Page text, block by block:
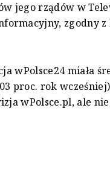
jego rządów w
zgodny
wPolsce24 miała
proc. rok
wPolsce.pl, ale